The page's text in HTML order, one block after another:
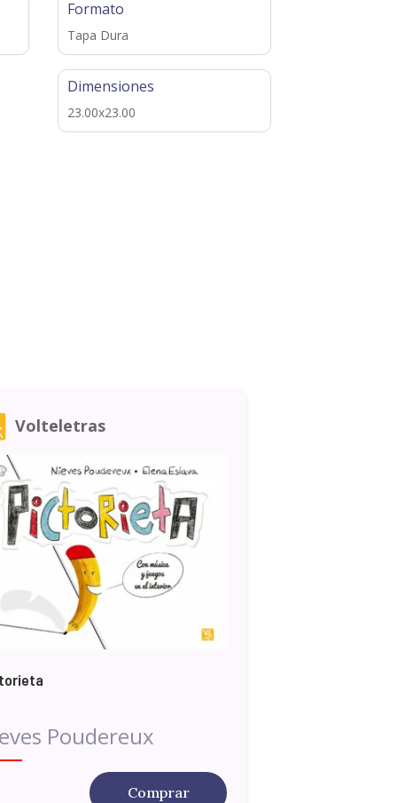
Formato
Tapa Dura
Dimensiones
23.00x23.00
Volteletras
Poudereux
Comprar